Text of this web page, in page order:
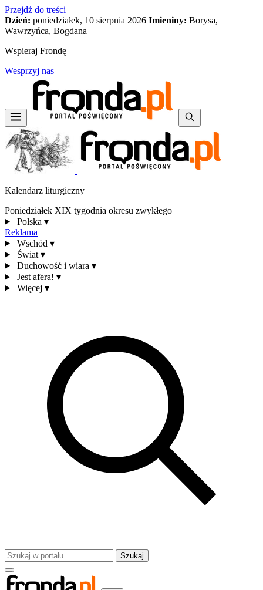
Przejdź do treści
Dzień: poniedziałek, 10 sierpnia 2026 Imieniny: Borysa,
Wawrzyńca, Bogdana
Wspieraj Frondę
Wesprzyj nas
Kalendarz liturgiczny
Poniedziałek XIX tygodnia okresu zwykłego
Polska ▾
Reklama
Wschód ▾
Świat ▾
Duchowość i wiara ▾
Jest afera! ▾
Więcej ▾
Szukaj